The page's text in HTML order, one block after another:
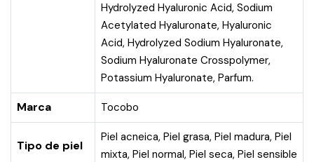
Hydrolyzed Hyaluronic Acid, Sodium
Acetylated Hyaluronate, Hyaluronic
Acid, Hydrolyzed Sodium Hyaluronate,
Sodium Hyaluronate Crosspolymer,
Potassium Hyaluronate, Parfum.
Marca Tocobo
Tipo de piel
Piel acneica, Piel grasa, Piel madura, Piel
mixta, Piel normal, Piel seca, Piel sensible